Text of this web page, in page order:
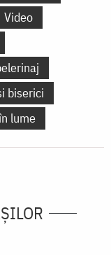
Video
biserici
lume